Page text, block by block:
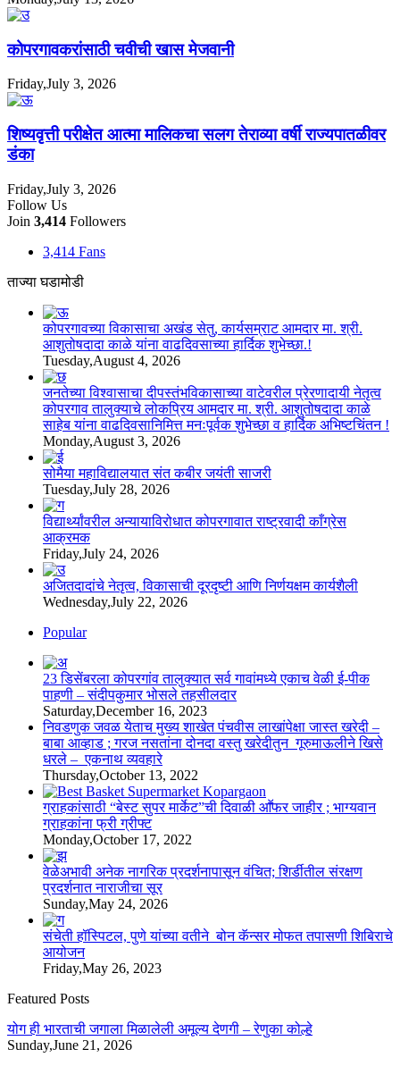
कोपरगावकरांसाठी चवीची खास मेजवानी
Friday,July 3, 2026
शिष्यवृत्ती परीक्षेत आत्मा मालिकचा सलग तेराव्या वर्षी राज्यपातळीवर
डंका
Friday,July 3, 2026
Follow Us
Join 3,414 Followers
3,414 Fans
ताज्या घडामोडी
कोपरगावच्या विकासाचा अखंड सेतु, कार्यसम्राट आमदार मा. श्री.
आशुतोषदादा काळे यांना वाढदिवसाच्या हार्दिक शुभेच्छा.!
Tuesday,August 4, 2026
जनतेच्या विश्वासाचा दीपस्तंभविकासाच्या वाटेवरील प्रेरणादायी नेतृत्व
कोपरगाव तालुक्याचे लोकप्रिय आमदार मा. श्री. आशुतोषदादा काळे
साहेब यांना वाढदिवसानिमित्त मनःपूर्वक शुभेच्छा व हार्दिक अभिष्टचिंतन !
Monday,August 3, 2026
सोमैया महाविद्यालयात संत कबीर जयंती साजरी
Tuesday,July 28, 2026
विद्यार्थ्यांवरील अन्यायाविरोधात कोपरगावात राष्ट्रवादी काँग्रेस
आक्रमक
Friday,July 24, 2026
अजितदादांचे नेतृत्व, विकासाची दूरदृष्टी आणि निर्णयक्षम कार्यशैली
Wednesday,July 22, 2026
Popular
23 डिसेंबरला कोपरगांव तालुक्‍यात सर्व गावांमध्ये एकाच वेळी ई-पीक
पाहणी – संदीपकुमार भोसले तहसीलदार
Saturday,December 16, 2023
निवडणुक जवळ येताच मुख्य शाखेत पंचवीस लाखांपेक्षा जास्त खरेदी –
बाबा आव्हाड ; गरज नसतांना दोनदा वस्तु खरेदीतुन गूरुमाऊलीने खिसे
धरले – एकनाथ व्यवहारे
Thursday,October 13, 2022
ग्राहकांसाठी “बेस्ट सुपर मार्केट”ची दिवाळी आॕफर जाहीर ; भाग्यवान
ग्राहकांना फ्री ग्रीफ्ट
Monday,October 17, 2022
वेळेअभावी अनेक नागरिक प्रदर्शनापासून वंचित; शिर्डीतील संरक्षण
प्रदर्शनात नाराजीचा सूर
Sunday,May 24, 2026
संचेती हॉस्पिटल, पुणे यांच्या वतीने बोन कॅन्सर मोफत तपासणी शिबिराचे
आयोजन
Friday,May 26, 2023
Featured Posts
योग ही भारताची जगाला मिळालेली अमूल्य देणगी – रेणुका कोल्हे
Sunday,June 21, 2026